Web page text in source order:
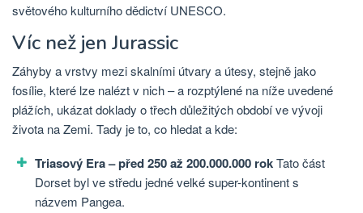
světového kulturního dědictví UNESCO.
Víc než jen Jurassic
Záhyby a vrstvy mezi skalními útvary a útesy, stejně jako
fosílie, které lze nalézt v nich – a rozptýlené na níže uvedené
plážích, ukázat doklady o třech důležitých období ve vývoji
života na Zemi. Tady je to, co hledat a kde:
Triasový Era – před 250 až 200.000.000 rokTato část
Dorset byl ve středu jedné velké super-kontinent s
názvem Pangea.